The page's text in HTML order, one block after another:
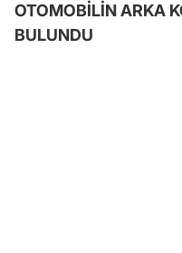
OTOMOBİLİN ARKA
BULUNDU